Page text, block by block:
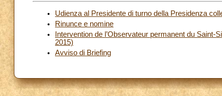
Udienza al Presidente di turno della Presidenza
Rinunce e nomine
Intervention de l’Observateur permanent du
2015)
Avviso di Briefing